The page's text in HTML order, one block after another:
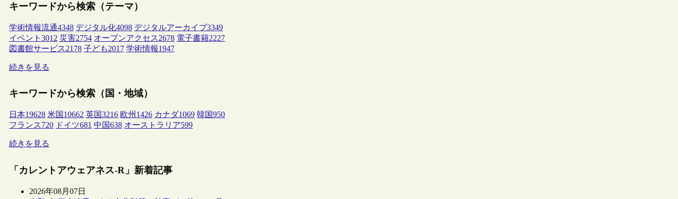
キーワードから検索（テーマ）
学術情報流通4348 デジタル化4098 デジタルアーカイブ3349
イベント 3012 災害2754 オープンアクセス2678 電子書籍2227
図書館サービス2178 子ども2017 学術情報1947
続きを見る
キーワードから検索（国・地域）
日本19628 米国 10662 英国3216 欧州 1426 カナダ1069 韓国950
フランス720 ドイツ681 中国638 オーストラリア599
続きを見る
「カレントアウェアネス-R」新着記事
2026年08月07日